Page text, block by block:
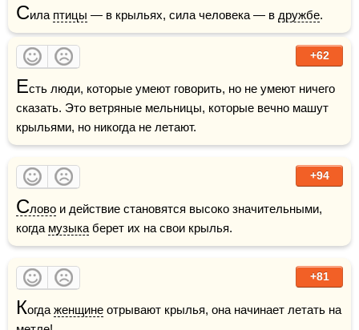
Сила птицы — в крыльях, сила человека — в дружбе.
+62
Есть люди, которые умеют говорить, но не умеют ничего
сказать. Это ветряные мельницы, которые вечно машут
крыльями, но никогда не летают.
+94
Слово и действие становятся высоко значительными,
когда музыка берет их на свои крылья.
+81
Когда женщине отрывают крылья, она начинает летать на